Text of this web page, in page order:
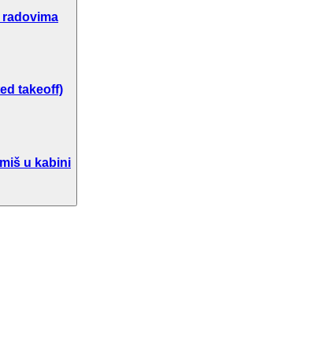
takeoff)
u kabini